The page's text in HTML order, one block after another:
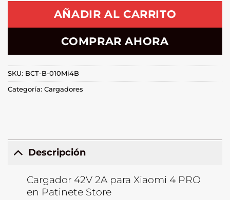
AÑADIR AL CARRITO
COMPRAR AHORA
SKU: BCT-B-010Mi4B
Categoría: Cargadores
Descripción
Cargador 42V 2A para Xiaomi 4 PRO
en Patinete Store